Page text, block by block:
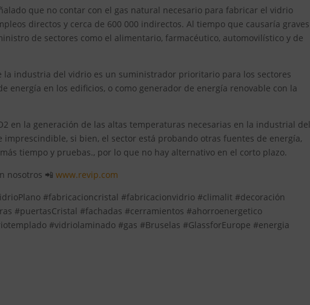
que no contar con el gas natural necesario para fabricar el vidrio
directos y cerca de 600 000 indirectos. Al tiempo que causaría graves
de sectores como el alimentario, farmacéutico, automovilístico y de
la industria del vidrio es un suministrador prioritario para los sectores
energía en los edificios, o como generador de energía renovable con la
en la generación de las altas temperaturas necesarias en la industrial del
si bien, el sector está probando otras fuentes de energía,
tiempo y pruebas., por lo que no hay alternativo en el corto plazo.
nosotros 📲www.revip.com
#fabricacioncristal #fabricacionvidrio #climalit #decoración
#puertasCristal #fachadas #cerramientos #ahorroenergetico
#vidriolaminado #gas #Bruselas #GlassforEurope #energia